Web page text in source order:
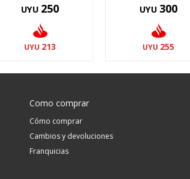
UYU 250
UYU 213
UYU 300
UYU 255
Como comprar
Cómo comprar
Cambios y devoluciones
Franquicias